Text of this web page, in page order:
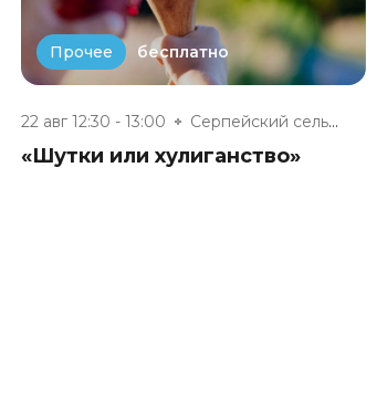
Прочее бесплатно
22 авг 12:30 - 13:00 Серпейский сельский дом культу...
«Шутки или хулиганство»